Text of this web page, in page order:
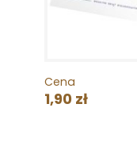
Cena
1,90 zł